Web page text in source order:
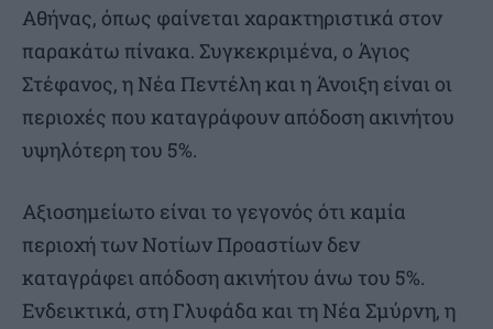
Αθήνας, όπως φαίνεται χαρακτηριστικά στον
παρακάτω πίνακα. Συγκεκριμένα, ο Άγιος
Στέφανος, η Νέα Πεντέλη και η Άνοιξη είναι οι
περιοχές που καταγράφουν απόδοση ακινήτου
υψηλότερη του 5%.
Αξιοσημείωτο είναι το γεγονός ότι καμία
περιοχή των Νοτίων Προαστίων δεν
καταγράφει απόδοση ακινήτου άνω του 5%.
Ενδεικτικά, στη Γλυφάδα και τη Νέα Σμύρνη, η